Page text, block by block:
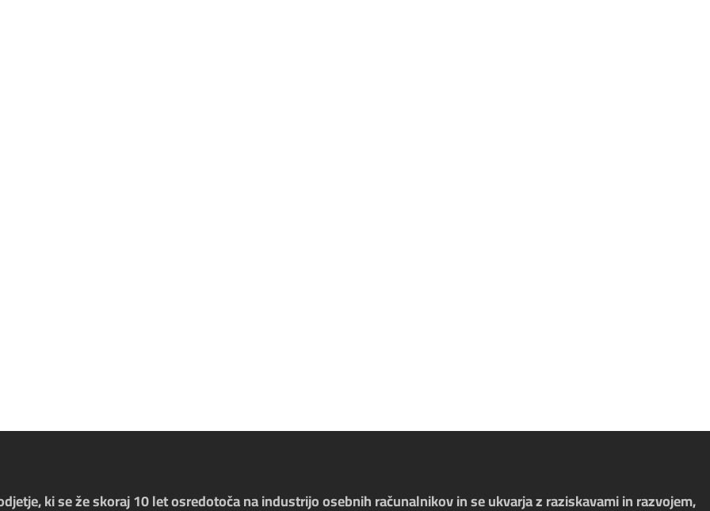
ki se že skoraj 10 let osredotoča na industrijo osebnih računalnikov in se ukvarja z raziskavami in razvojem,